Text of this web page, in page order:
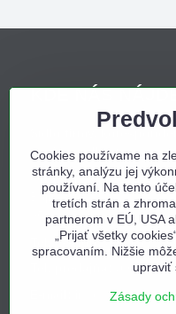
KDE NÁS
Sídlo firmy,
osobný odber:
Obchodný dom Bojná
Bojná 657
956 01 Bojná
Tel. e-shop:0940 397
0940 397
info@odbojna.sk
Cookies používame na
stránky, analýzu jej
používaní. Na tento
tretích strán a
partnerom v EÚ, USA
„Prijať všetky
spracovaním. Nižšie
upraviť
Zásady